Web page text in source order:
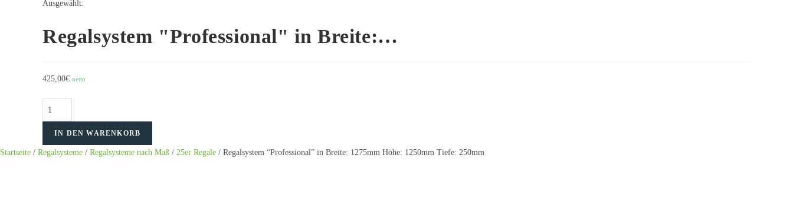
Ausgewählt:
Regalsystem "Professional" in Breite:…
425,00€ netto
Regalsystem
"Professional"
Breite:
IN DEN WARENKORB
Startseite / Regalsysteme / Regalsysteme nach Maß / 25er Regale / Regalsystem “Professional” in Breite: 1275mm Höhe: 1250mm Tiefe: 250mm